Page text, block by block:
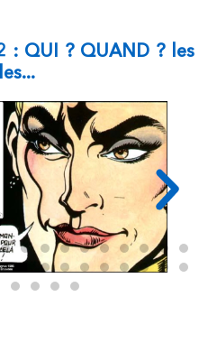
: QUI ? QUAND ? les